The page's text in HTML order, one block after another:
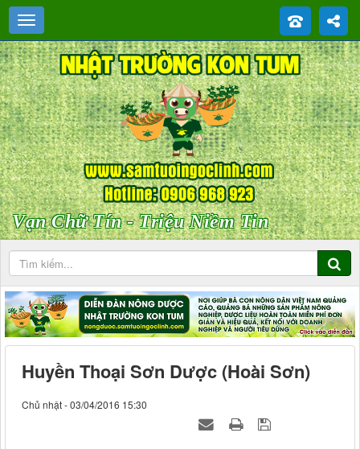
Vạn Chữ Tín - Triệu Niềm Tin
Huyền Thoại Sơn Dược (Hoài Sơn)
Chủ nhật - 03/04/2016 15:30